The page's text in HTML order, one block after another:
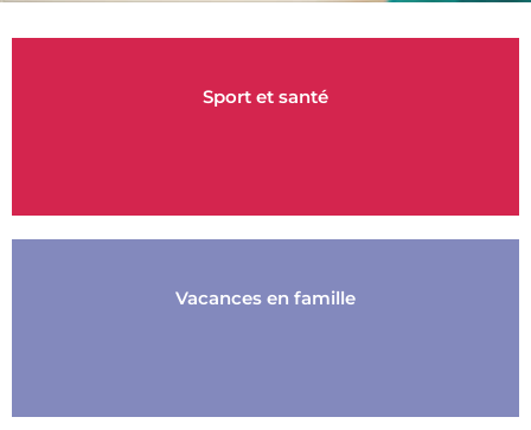
Sport et santé
Vacances en famille